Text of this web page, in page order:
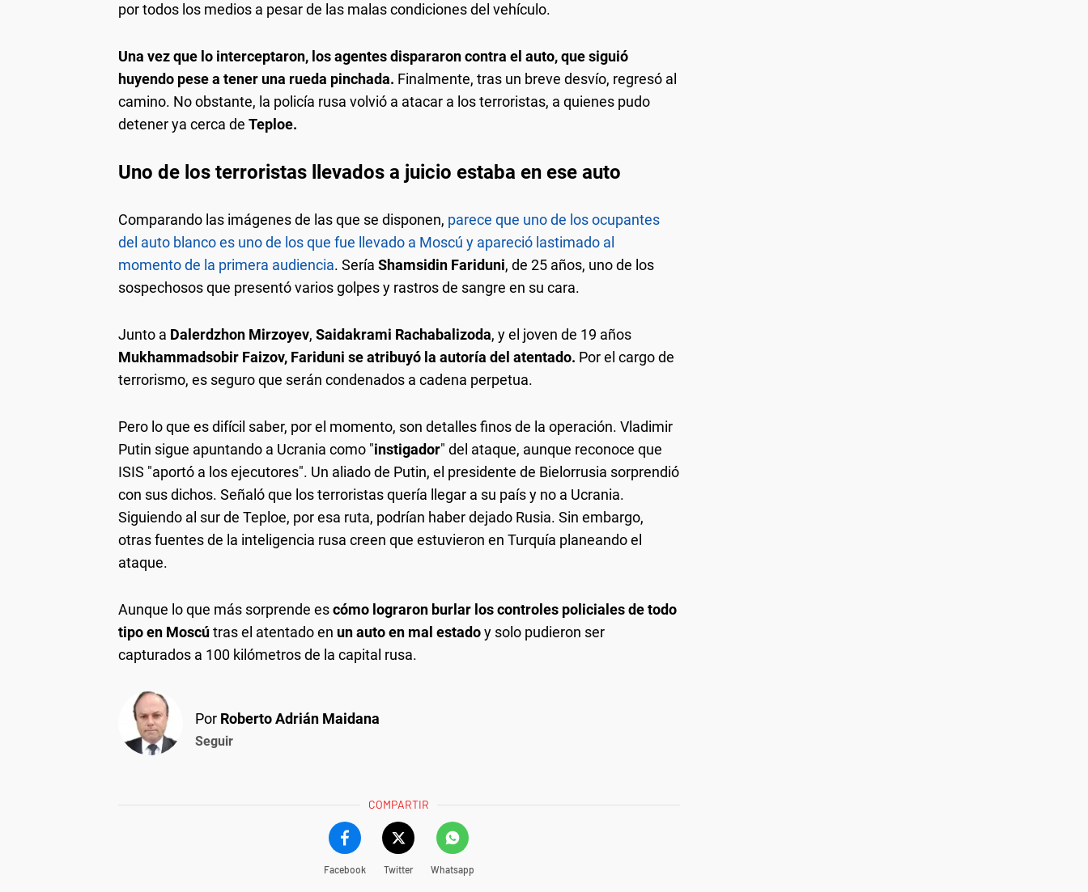
por todos los medios a pesar de las malas condiciones del vehículo.
Una vez que lo interceptaron, los agentes dispararon contra el auto, que siguió
huyendo pese a tener una rueda pinchada. Finalmente, tras un breve desvío, regresó al
camino. No obstante, la policía rusa volvió a atacar a los terroristas, a quienes pudo
detener ya cerca de Teploe.
Uno de los terroristas llevados a juicio estaba en ese auto
Comparando las imágenes de las que se disponen, parece que uno de los ocupantes
del auto blanco es uno de los que fue llevado a Moscú y apareció lastimado al
momento de la primera audiencia. Sería Shamsidin Fariduni, de 25 años, uno de los
sospechosos que presentó varios golpes y rastros de sangre en su cara.
Junto a Dalerdzhon Mirzoyev, Saidakrami Rachabalizoda, y el joven de 19 años
Mukhammadsobir Faizov, Fariduni se atribuyó la autoría del atentado. Por el cargo de
terrorismo, es seguro que serán condenados a cadena perpetua.
Pero lo que es difícil saber, por el momento, son detalles finos de la operación. Vladimir
Putin sigue apuntando a Ucrania como "instigador" del ataque, aunque reconoce que
ISIS "aportó a los ejecutores". Un aliado de Putin, el presidente de Bielorrusia sorprendió
con sus dichos. Señaló que los terroristas quería llegar a su país y no a Ucrania.
Siguiendo al sur de Teploe, por esa ruta, podrían haber dejado Rusia. Sin embargo,
otras fuentes de la inteligencia rusa creen que estuvieron en Turquía planeando el
ataque.
Aunque lo que más sorprende escómo lograron burlar los controles policiales de todo
tipo en Moscútras el atentado en un auto en mal estadoy solo pudieron ser
capturados a 100 kilómetros de la capital rusa.
Por Roberto Adrián Maidana
Seguir
COMPARTIR
Facebook Twitter Whatsapp